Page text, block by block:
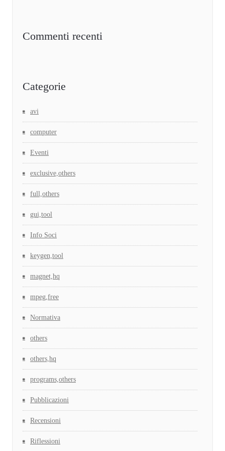
Commenti recenti
Categorie
avi
computer
Eventi
exclusive,others
full,others
gui,tool
Info Soci
keygen,tool
magnet,hq
mpeg,free
Normativa
others
others,hq
programs,others
Pubblicazioni
Recensioni
Riflessioni